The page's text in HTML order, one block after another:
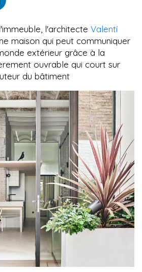
l'architecte Valentí
maison qui peut communiquer
extérieur grâce à la
ouvrable qui court sur
du bâtiment